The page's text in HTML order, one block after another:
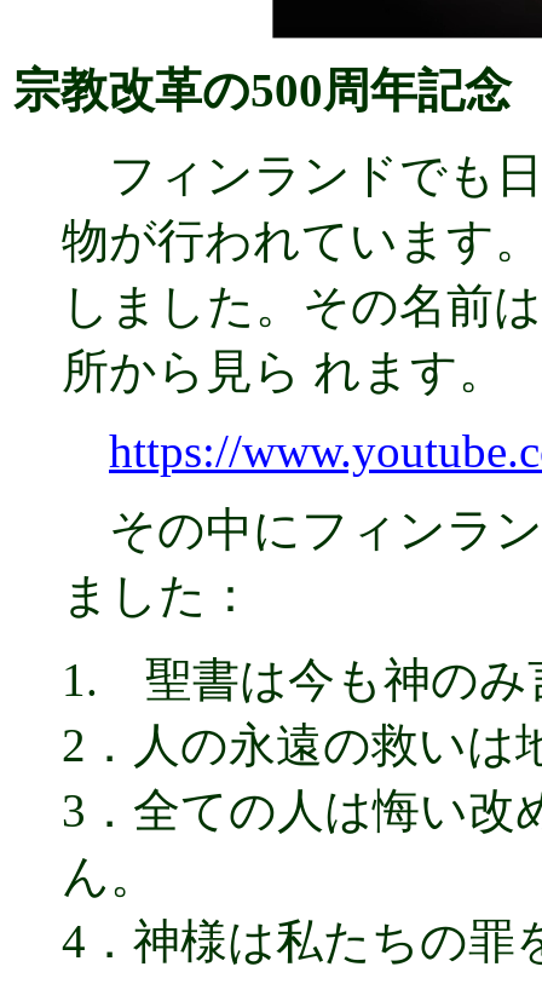
宗教改革の500周年記念
フィンランドでも
物が行われています
しました。その名前
所から見ら れます。
https://
その中にフィンラ
ました：
1. 聖書は今も神のみ
2．人の永遠の救いは
3．全ての人は悔い改
ん。
4．神様は私たちの罪